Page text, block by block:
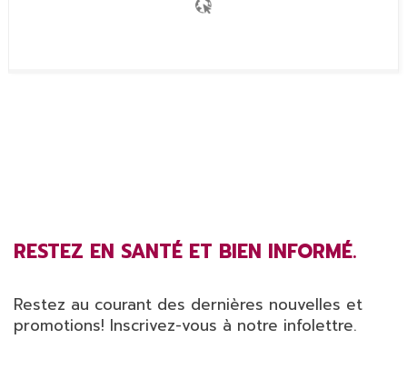
RESTEZ EN SANTÉ ET BIEN INFORMÉ.
Restez au courant des dernières nouvelles et
promotions! Inscrivez-vous à notre infolettre.